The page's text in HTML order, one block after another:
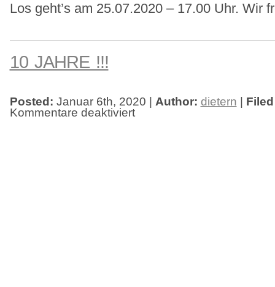
Los geht’s am 25.07.2020 – 17.00 Uhr. Wir
10 JAHRE !!!
Posted: Januar 6th, 2020 | Author: dietern |
Kommentare deaktiviertfür
10